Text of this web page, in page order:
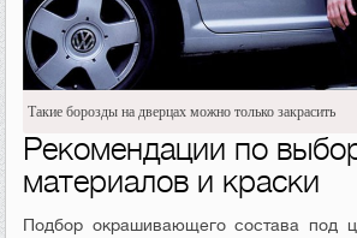
Такие борозды на дверцах можно только закрасить
Рекомендации по
материалов и краски
Подбор окрашивающего состава под